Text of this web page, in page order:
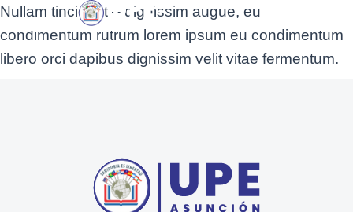
Nullam tincidunt – dignissim augue, eu
condimentum rutrum lorem ipsum eu condimentum
libero orci dapibus dignissim velit vitae fermentum.